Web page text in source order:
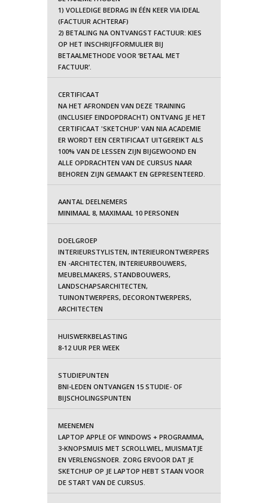
1) VOLLEDIGE BEDRAG IN ÉÉN KEER VIA IDEAL
(FACTUUR ACHTERAF)
2) BETALING NA ONTVANGST FACTUUR: KIES
OP HET INSCHRIJFFORMULIER BIJ
BETAALMETHODE VOOR ‘BETAAL MET
FACTUUR’.
CERTIFICAAT
NA HET AFRONDEN VAN DEZE TRAINING
(INCLUSIEF EINDOPDRACHT) ONTVANG JE HET
CERTIFICAAT 'SKETCHUP' VAN NIA ACADEMIE
ER WORDT EEN CERTIFICAAT UITGEREIKT ALS
100% VAN DE LESSEN ZIJN BIJGEWOOND EN
ALLE OPDRACHTEN VAN DE CURSUS NAAR
BEHOREN ZIJN GEMAAKT EN GEPRESENTEERD.
AANTAL DEELNEMERS
MINIMAAL 8, MAXIMAAL 10 PERSONEN
DOELGROEP
INTERIEURSTYLISTEN, INTERIEURONTWERPERS
EN -ARCHITECTEN, INTERIEURBOUWERS,
MEUBELMAKERS, STANDBOUWERS,
LANDSCHAPSARCHITECTEN,
TUINONTWERPERS, DECORONTWERPERS,
ARCHITECTEN
HUISWERKBELASTING
8-12 UUR PER WEEK
STUDIEPUNTEN
BNI-LEDEN ONTVANGEN 15 STUDIE- OF
BIJSCHOLINGSPUNTEN
MEENEMEN
LAPTOP APPLE OF WINDOWS + PROGRAMMA,
3-KNOPSMUIS MET SCROLLWIEL, MUISMATJE
EN VERLENGSNOER. ZORG ERVOOR DAT JE
SKETCHUP OP JE LAPTOP HEBT STAAN VOOR
DE START VAN DE CURSUS.